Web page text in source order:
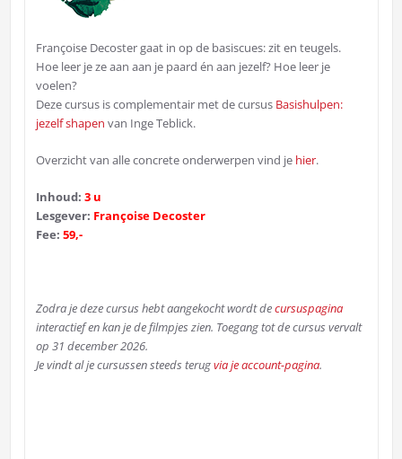
Françoise Decoster gaat in op de basiscues: zit en teugels.
Hoe leer je ze aan aan je paard én aan jezelf? Hoe leer je
voelen?
Deze cursus is complementair met de cursus Basishulpen:
jezelf shapen van Inge Teblick.
Overzicht van alle concrete onderwerpen vind je hier.
Inhoud:3 u
Lesgever: Françoise Decoster
Fee:59,-
Zodra je deze cursus hebt aangekocht wordt decursuspagina
interactief en kan je de filmpjes zien. Toegang tot de cursus vervalt
op 31 december 2026.
Je vindt al je cursussen steeds terugvia je account-pagina.